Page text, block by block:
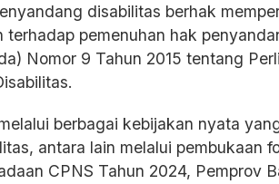
disabilitas berhak
terhadap pemenuhan hak
Nomor 9 Tahun 2015 tentang
berbagai kebijakan nyata
antara lain melalui pembukaan
CPNS Tahun 2024, Pemprov